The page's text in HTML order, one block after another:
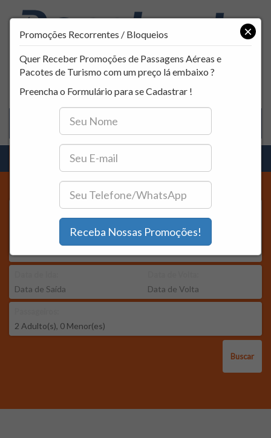
(61) 3031-5454
atendimento@decolandoturismo.com.br
Buscar
×
Promoções Recorrentes / Bloqueios
Quer Receber Promoções de Passagens Aéreas e
Pacotes de Turismo com um preço lá embaixo ?
Preencha o Formulário para se Cadastrar !